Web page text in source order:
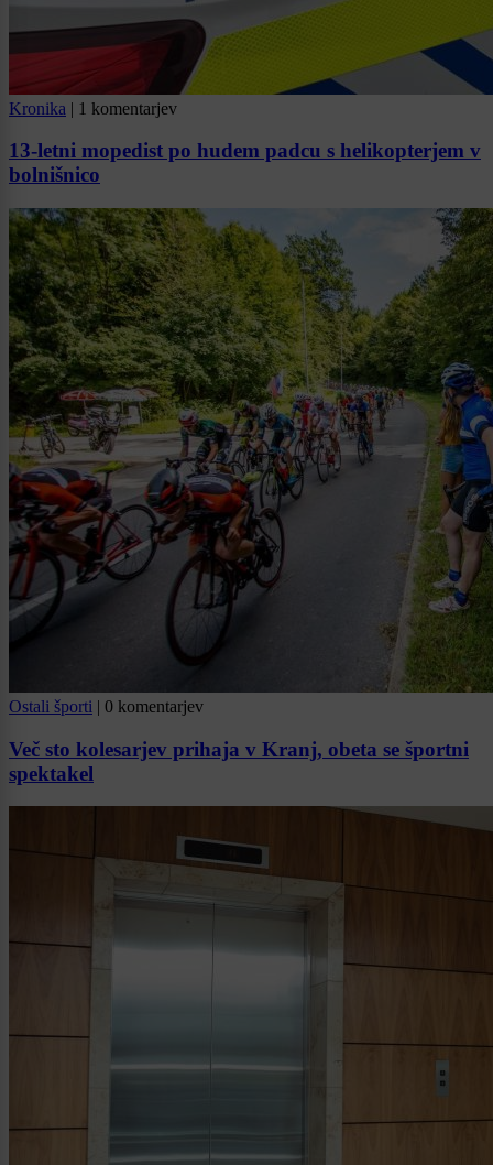
Kronika | 1 komentarjev
13-letni mopedist po hudem padcu s helikopterjem v
bolnišnico
Ostali športi | 0 komentarjev
Več sto kolesarjev prihaja v Kranj, obeta se športni
spektakel